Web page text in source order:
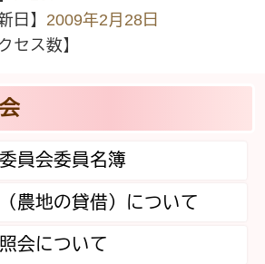
日】 2009年2月28日
セス数】
員会委員名簿
農地の貸借）について
会について